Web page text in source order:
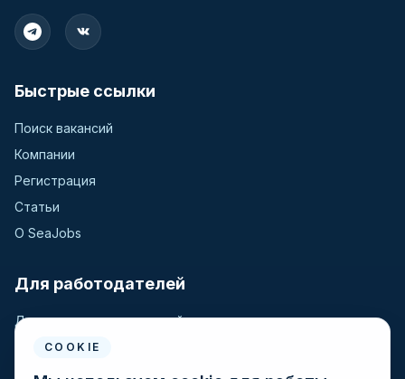
Быстрые ссылки
Поиск вакансий
Компании
Регистрация
Статьи
О SeaJobs
Для работодателей
Для крюинговых компаний
Разместить вакансию
Поиск кандидатов
COOKIE